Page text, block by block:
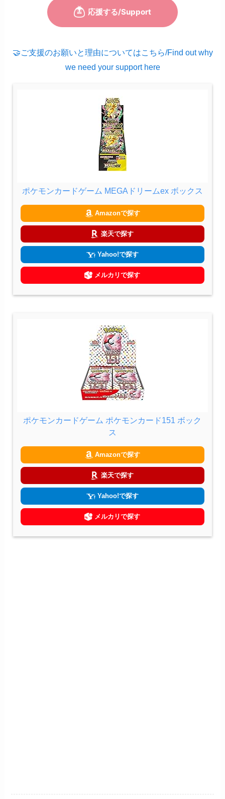
🤝ご支援のお願いと理由についてはこちら/Find out why
we need your support here
ポケモンカードゲーム MEGAドリームex ボックス
Amazonで探す
楽天で探す
Yahoo!で探す
メルカリで探す
ポケモンカードゲーム ポケモンカード151 ボック
ス
Amazonで探す
楽天で探す
Yahoo!で探す
メルカリで探す